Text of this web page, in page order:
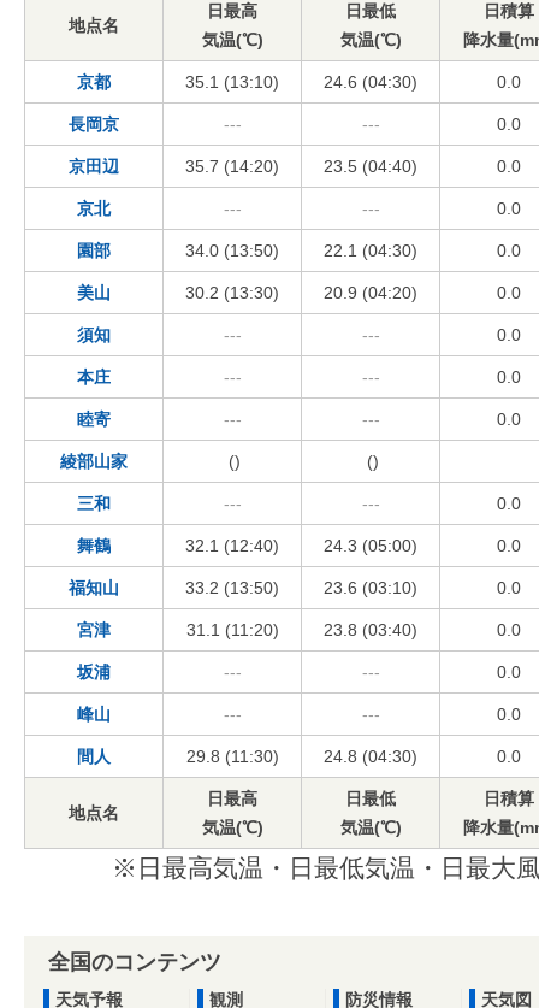
地点名
日最高
気温(℃)
日最低
気温(℃)
日積算
降水量
京都 35.1 (13:10) 24.6 (04:30) 0.0
長岡京 --- --- 0.0
京田辺 35.7 (14:20) 23.5 (04:40) 0.0
京北 --- --- 0.0
園部 34.0 (13:50) 22.1 (04:30) 0.0
美山 30.2 (13:30) 20.9 (04:20) 0.0
須知 --- --- 0.0
本庄 --- --- 0.0
睦寄 --- --- 0.0
綾部山家 () ()
三和 --- --- 0.0
舞鶴 32.1 (12:40) 24.3 (05:00) 0.0
福知山 33.2 (13:50) 23.6 (03:10) 0.0
宮津 31.1 (11:20) 23.8 (03:40) 0.0
坂浦 --- --- 0.0
峰山 --- --- 0.0
間人 29.8 (11:30) 24.8 (04:30) 0.0
地点名
日最高
気温(℃)
日最低
気温(℃)
日積算
降水量
※日最高気温・日最低気温・日最大
全国のコンテンツ
天気予報 観測 防災情報 天気図